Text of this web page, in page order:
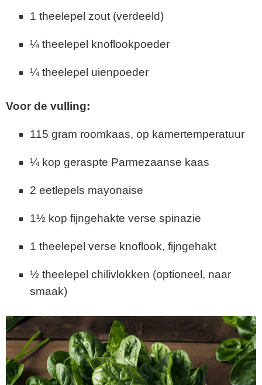
1 theelepel zout (verdeeld)
¼ theelepel knoflookpoeder
¼ theelepel uienpoeder
Voor de vulling:
115 gram roomkaas, op kamertemperatuur
¼ kop geraspte Parmezaanse kaas
2 eetlepels mayonaise
1½ kop fijngehakte verse spinazie
1 theelepel verse knoflook, fijngehakt
½ theelepel chilivlokken (optioneel, naar
smaak)